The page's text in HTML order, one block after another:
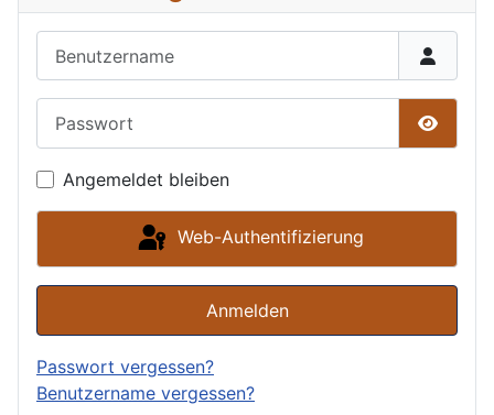
Angemeldet bleiben
Web-Authentifizierung
Anmelden
Passwort vergessen?
Benutzername vergessen?